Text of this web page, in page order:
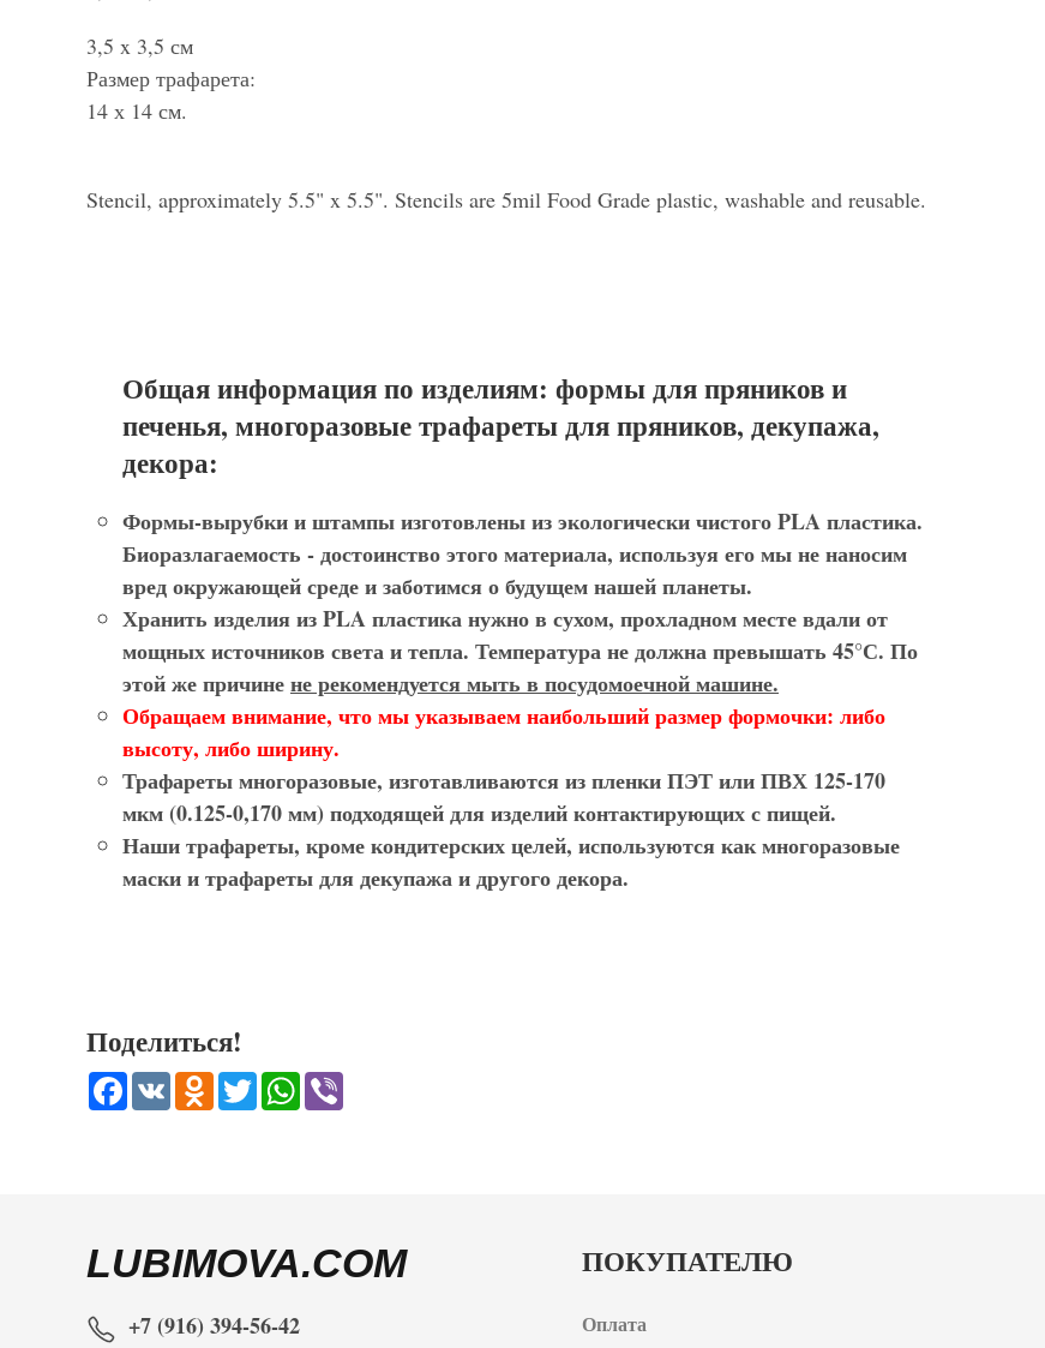
3,5 x 3,5 см
Размер трафарета:
14 х 14 см.
Stencil, approximately 5.5" x 5.5". Stencils are 5mil Food Grade plastic, washable and reusable.
Общая информация по изделиям: формы для пряников и
печенья, многоразовые трафареты для пряников, декупажа,
декора:
Формы-вырубки и штампыизготовлены из экологически чистого PLA пластика.
Биоразлагаемость - достоинство этого материала, используя его мы не наносим
вред окружающей среде и заботимся о будущем нашей планеты.
Хранить изделия из PLA пластика нужно в сухом, прохладном месте вдали от
мощных источников света и тепла. Температура не должна превышать 45°С. По
этой же причинене рекомендуется мыть в посудомоечной машине.
Обращаем внимание, что мы указываем наибольший размер формочки: либо
высоту, либо ширину.
Трафареты многоразовые, изготавливаются из пленки ПЭТ или ПВХ 125-170
мкм (0.125-0,170 мм) подходящей для изделий контактирующих с пищей.
Нашитрафареты, кроме кондитерских целей, используются какмногоразовые
маски и трафареты для декупажа и другого декора.
Поделиться!
Facebook
VK Odnoklassniki
TwitterWhatsApp
LUBIMOVA.COM
+7 (916) 394-56-42
ПОКУПАТЕЛЮ
Оплата